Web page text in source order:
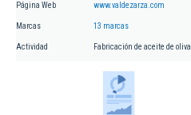
Página Web www.valdezarza.com
Marcas 13 marcas
Actividad Fabricación de aceite de oliva